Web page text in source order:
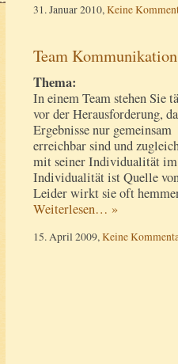
31. Januar 2010, Keine
Team Kommunikation
Thema:
In einem Team stehen Sie
vor der Herausforderung,
Ergebnisse nur gemeinsam
erreichbar sind und
mit seiner Individualität
Individualität ist Quelle
Leider wirkt sie oft
Weiterlesen… »
15. April 2009,Keine